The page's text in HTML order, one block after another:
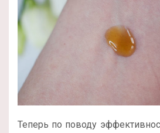
Теперь по поводу